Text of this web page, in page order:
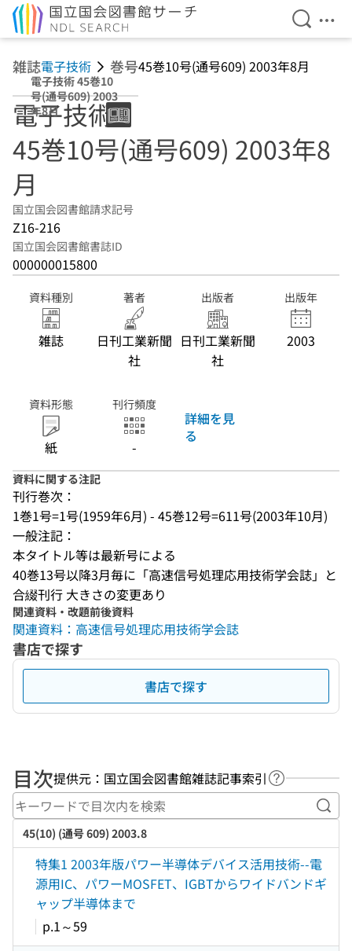
検索を
メ
雑誌電子技術 巻号45巻10号(通号609) 2003年8月
電子技術 45巻10
号(通号609) 2003
年8月
電子技術
45巻10号(通号609) 2003年8
月
国立国会図書館請求記号
Z16-216
国立国会図書館書誌ID
000000015800
資料種別
雑誌
著者
日刊工業新聞
社
出版者
日刊工業新聞
社
出版年
2003
資料形態
紙
刊行頻度
-
詳細を見
る
資料に関する注記
刊行巻次：
1巻1号=1号(1959年6月) - 45巻12号=611号(2003年10月)
一般注記：
本タイトル等は最新号による
40巻13号以降3月毎に「高速信号処理応用技術学会誌」と
合綴刊行 大きさの変更あり
関連資料・改題前後資料
関連資料：高速信号処理応用技術学会誌
書店で探す
書店で探す
目次提供元：国立国会図書館雑誌記事索引 ヘルプペー
キ
45(10) (通号 609) 2003.8
特集1 2003年版パワー半導体デバイス活用技術--電
源用IC、パワーMOSFET、IGBTからワイドバンドギ
ャップ半導体まで
p.1～59